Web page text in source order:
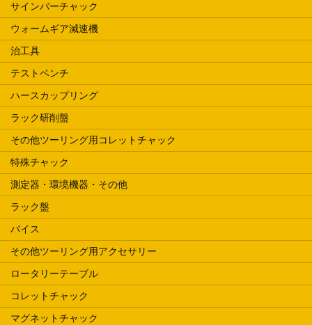
サインバーチャック
ウォームギア減速機
治工具
テストベンチ
ハースカップリング
ラック研削盤
その他ツーリング用コレットチャック
特殊チャック
測定器・環境機器・その他
ラック盤
バイス
その他ツーリング用アクセサリー
ロータリーテーブル
コレットチャック
マグネットチャック